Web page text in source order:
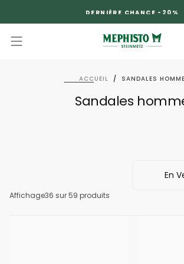
DERNIÈRE CHANCE -20%
ACCUEIL / SANDALES HOMME
Sandales
En
Affichage36 sur 59 produits